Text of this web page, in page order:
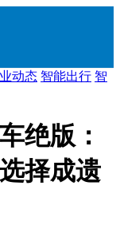
动态 智能出行 智
绝版：
择成遗